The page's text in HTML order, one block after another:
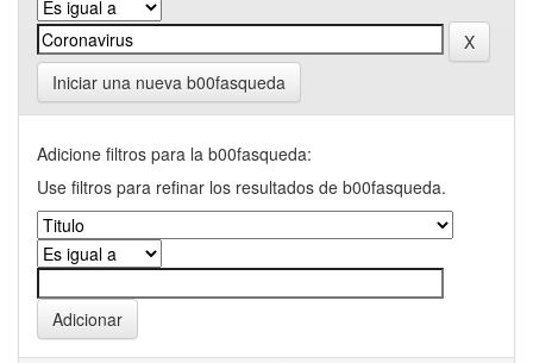
Iniciar una nueva b00fasqueda
Adicione filtros para la b00fasqueda:
Use filtros para refinar los resultados de b00fasqueda.